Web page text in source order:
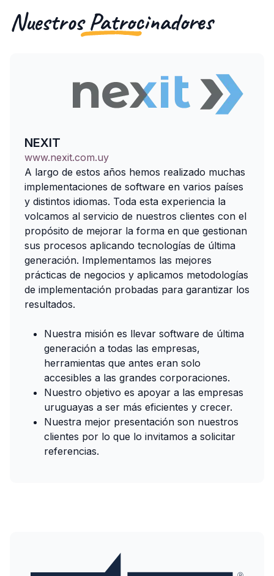
Nuestros Patrocinadores
NEXIT
www.nexit.com.uy
A largo de estos años hemos realizado muchas
implementaciones de software en varios países
y distintos idiomas. Toda esta experiencia la
volcamos al servicio de nuestros clientes con el
propósito de mejorar la forma en que gestionan
sus procesos aplicando tecnologías de última
generación. Implementamos las mejores
prácticas de negocios y aplicamos metodologías
de implementación probadas para garantizar los
resultados.
Nuestra misión es llevar software de última
generación a todas las empresas,
herramientas que antes eran solo
accesibles a las grandes corporaciones.
Nuestro objetivo es apoyar a las empresas
uruguayas a ser más eficientes y crecer.
Nuestra mejor presentación son nuestros
clientes por lo que lo invitamos a solicitar
referencias.